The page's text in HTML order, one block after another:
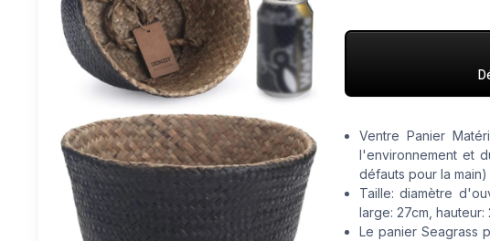
Ventre Panier
l'environnement et
défauts pour la main)
Taille: diamètre
large: 27cm, hauteur:
Le panier Seagrass